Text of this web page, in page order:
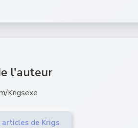
l'auteur
Krigsexe
de Krigs